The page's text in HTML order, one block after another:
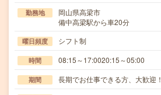
勤務地
岡山県高梁市
備中高梁駅から車20分
曜日頻度 シフト制
時間 08:15～17:0020:15～05:00
期間 長期でお仕事できる方、大歓迎！